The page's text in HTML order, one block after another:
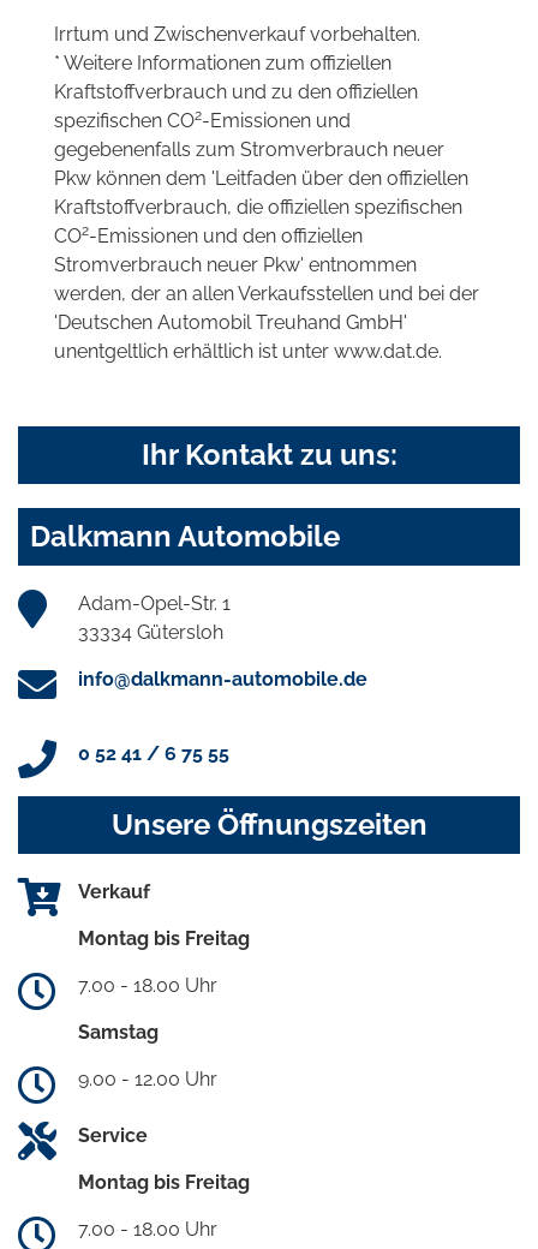
Irrtum und Zwischenverkauf vorbehalten.
* Weitere Informationen zum offiziellen
Kraftstoffverbrauch und zu den offiziellen
spezifischen CO2-Emissionen und
gegebenenfalls zum Stromverbrauch neuer
Pkw können dem 'Leitfaden über den offiziellen
Kraftstoffverbrauch, die offiziellen spezifischen
CO2-Emissionen und den offiziellen
Stromverbrauch neuer Pkw' entnommen
werden, der an allen Verkaufsstellen und bei der
'Deutschen Automobil Treuhand GmbH'
unentgeltlich erhältlich ist unter www.dat.de.
Ihr Kontakt zu uns:
Dalkmann Automobile
Adam-Opel-Str. 1
33334 Gütersloh
info@dalkmann-automobile.de
0 52 41 / 6 75 55
Unsere Öffnungszeiten
Verkauf
Montag bis Freitag
7.00 - 18.00 Uhr
Samstag
9.00 - 12.00 Uhr
Service
Montag bis Freitag
7.00 - 18.00 Uhr